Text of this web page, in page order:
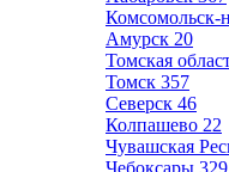
Комсомольск-
Амурск 20
Томская
Томск 357
Северск 46
Колпашево 22
Чувашская
Чебоксары 329